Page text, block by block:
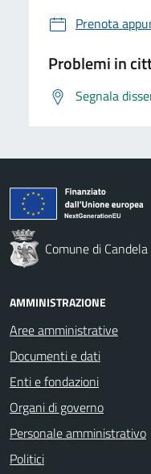
Prenota
Problemi in
Segnala
Comune di Candela
AMMINISTRAZIONE
Aree amministrative
Documenti e dati
Enti e fondazioni
Organi di governo
Personale amministrativo
Politici